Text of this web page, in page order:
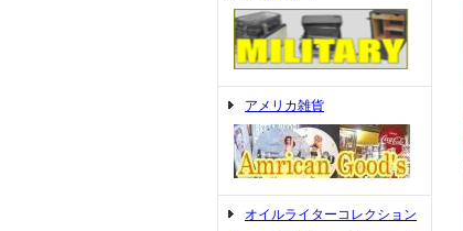
アメリカ雑貨
オイルライターコレクション